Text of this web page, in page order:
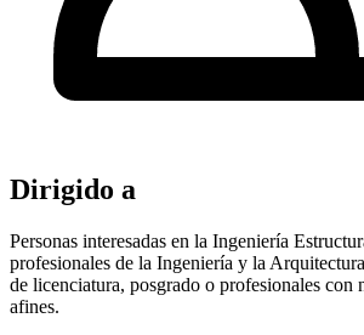
Dirigido a
Personas interesadas en la Ingeniería
profesionales de la Ingeniería y la
de licenciatura, posgrado o profesionales con
afines.